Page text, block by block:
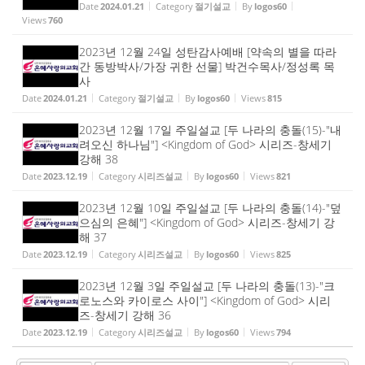
Date2024.01.21 Category 절기설교 By logos60
Views760
2023년 12월 24일 성탄감사예배 [약속의 별을 따라
간 동방박사/가장 귀한 선물] 박건수목사/정성록 목
사
Date2024.01.21 Category 절기설교 By logos60 Views815
2023년 12월 17일 주일설교 [두 나라의 충돌(15)-"내
려오신 하나님"] <Kingdom of God> 시리즈-창세기
강해 38
Date2023.12.19 Category시리즈설교 By logos60 Views821
2023년 12월 10일 주일설교 [두 나라의 충돌(14)-"덮
으심의 은혜"] <Kingdom of God> 시리즈-창세기 강
해 37
Date2023.12.19 Category시리즈설교 By logos60 Views825
2023년 12월 3일 주일설교 [두 나라의 충돌(13)-"크
로노스와 카이로스 사이"] <Kingdom of God> 시리
즈-창세기 강해 36
Date2023.12.19 Category시리즈설교 By logos60 Views794